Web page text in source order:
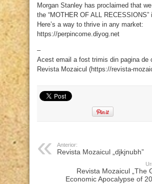
Morgan Stanley has proclaimed that
the “MOTHER OF ALL RECESSIONS”
Here’s a way to thrive in any market:
https://perpincome.diyog.net
–
Acest email a fost trimis din pagina de
Revista Mozaicul (https://revista-
Anterior:
Revista Mozaicul „djkjnubh”
Revista Mozaicul „The
Economic Apocalypse of